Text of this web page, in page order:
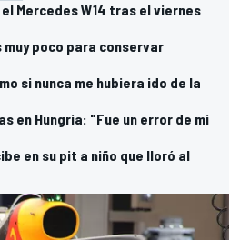
Mercedes W14 tras el viernes
poco para conservar
si nunca me hubiera ido de la
en Hungría: "Fue un error de mi
en su pit a niño que lloró al